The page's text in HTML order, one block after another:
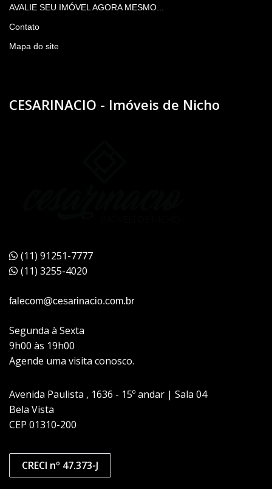
AVALIE SEU IMÓVEL AGORA MESMO...
Contato
Mapa do site
CESARINACIO - Imóveis de Nicho
(11) 91251-7777
(11) 3255-4020
falecom@cesarinacio.com.br
Segunda à Sexta
9h00 às 19h00
Agende uma visita conosco.
Avenida Paulista , 1636 - 15º andar | Sala 04
Bela Vista
CEP 01310-200
CRECI nº 47.373-J